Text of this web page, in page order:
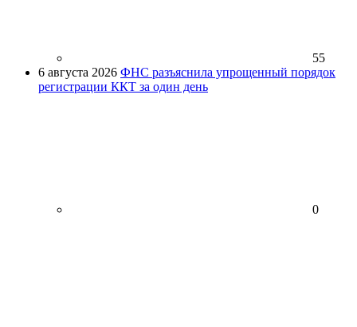
55
6 августа 2026 ФНС разъяснила упрощенный порядок
регистрации ККТ за один день
0